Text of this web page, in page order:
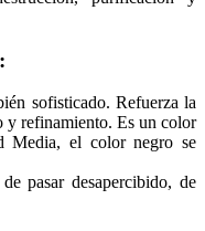
sofisticado. Refuerza la
y refinamiento. Es un color
Media, el color negro se
pasar desapercibido, de